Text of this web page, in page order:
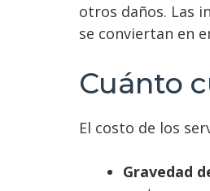
otros daños. Las
se conviertan en
Cuánto
El costo de los
Gravedad